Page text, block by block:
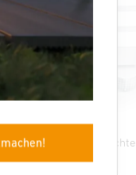
E27 Sensor-Außenleuchte
L 12 S